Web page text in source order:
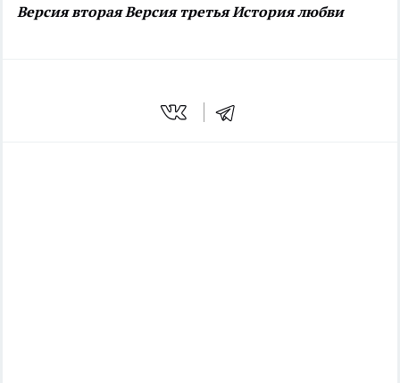
Версия вторая Версия третьяИстория любви